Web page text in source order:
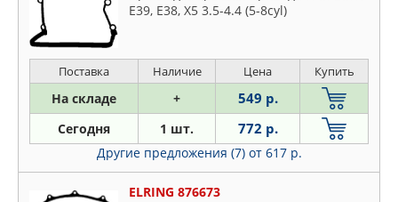
E39, E38, X5 3.5-4.4 (5-8cyl)
Поставка Наличие Цена Купить
На складе + 549 р.
Сегодня 1 шт. 772 р.
Другие предложения (7) от 617 р.
ELRING 876673